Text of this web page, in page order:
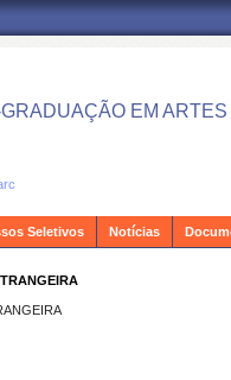
EM
Seletivos Notícias